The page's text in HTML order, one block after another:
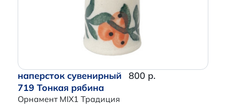
наперсток сувенирный
719 Тонкая рябина
Орнамент MIX1 Традиция
800 р.